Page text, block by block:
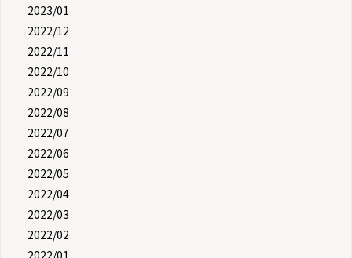
2023/01
2022/12
2022/11
2022/10
2022/09
2022/08
2022/07
2022/06
2022/05
2022/04
2022/03
2022/02
2022/01